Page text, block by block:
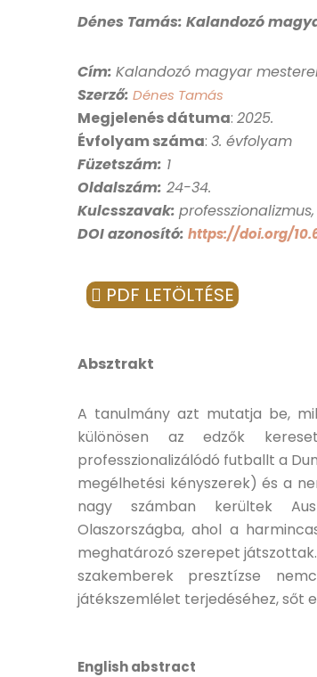
Dénes Tamás: Kalandozó
Cím: Kalandozó magyar
Szerző: Dénes Tamás
Megjelenés dátuma: 2025.
Évfolyam száma: 3. évfolyam
Füzetszám: 1
Oldalszám: 24-34.
Kulcsszavak:
DOI azonosító: https://doi.org/
PDF LETÖLTÉSE
Absztrakt
A tanulmány azt mutatja be,
különösen az edzők
professzionalizálódó futballt a
megélhetési kényszerek) és a
nagy számban kerültek
Olaszországba, ahol a
meghatározó szerepet
szakemberek presztízse
játékszemlélet terjedéséhez, sőt
English abstract